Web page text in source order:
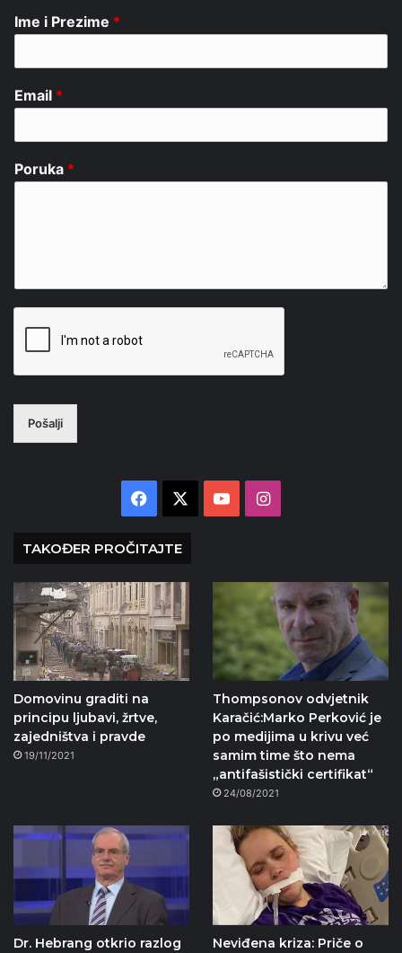
Ime i Prezime *
Email *
Poruka *
Pošalji
Facebook YouTubeInstagram
TAKOĐER PROČITAJTE
Domovinu graditi na
principu ljubavi, žrtve,
zajedništva i pravde
19/11/2021
Thompsonov odvjetnik
Karačić:Marko Perković je
po medijima u krivu već
samim time što nema
„antifašistički certifikat“
24/08/2021
Dr. Hebrang otkrio razlog
Neviđena kriza: Priče o